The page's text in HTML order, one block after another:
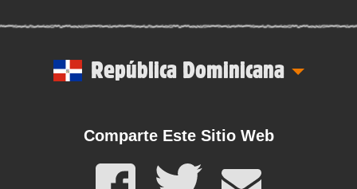
República Dominicana
Comparte Este Sitio Web